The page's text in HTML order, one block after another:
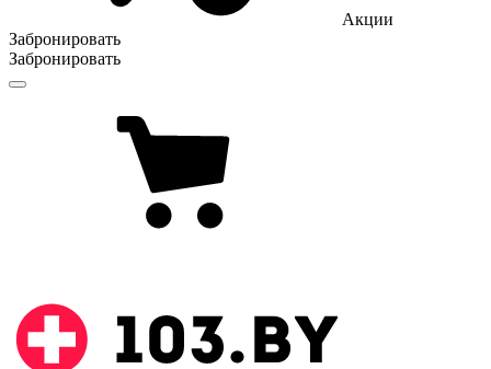
Акции
Забронировать
Забронировать